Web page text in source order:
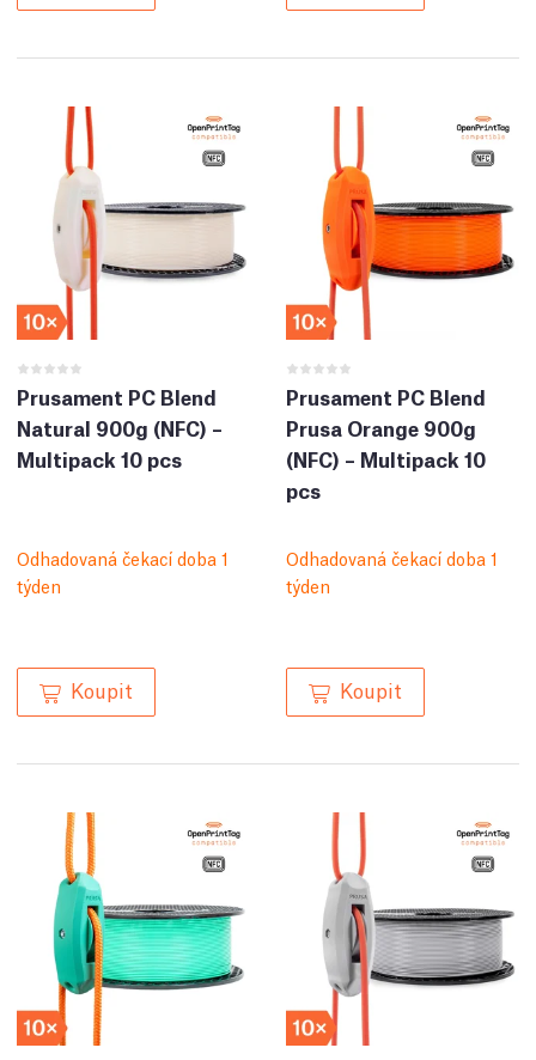
Prusament PC Blend
Natural 900g (NFC) –
Multipack 10 pcs
Odhadovaná čekací doba 1
týden
Koupit
Prusament PC Blend
Prusa Orange 900g
(NFC) – Multipack 10
pcs
Odhadovaná čekací doba 1
týden
Koupit